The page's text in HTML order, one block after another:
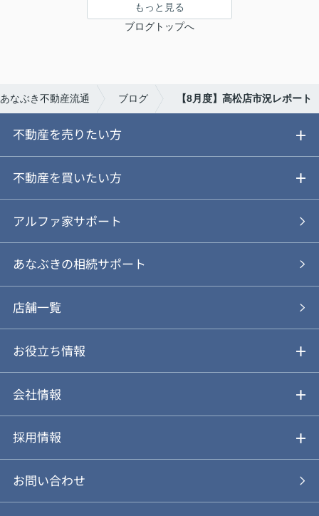
もっと見る
ブログトップへ
なぶき不動産流通 ブログ 【8月度】高松店市況レポート
不動産を売りたい方
ご売却ガイド
ご売却の流れ
あなぶきの仲介
あなぶきの買取
仲介と買取のメリット・デメリット
動画やパンフレットで見る
不動産を買いたい方
ご購入ガイド
物件を探す
購入の流れ
購入前も後も安心サポート
お気に入り
アルファ家サポート
あなぶきの相続サポート
店舗一覧
お役立ち情報
不動産Q&A
アルファジャーナル
会社情報
会社概要
スタッフ紹介
採用情報
新卒採用について
お問い合わせ